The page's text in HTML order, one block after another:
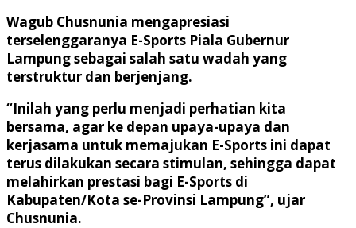
Wagub Chusnunia mengapresiasi
terselenggaranya E-Sports Piala Gubernur
Lampung sebagai salah satu wadah yang
terstruktur dan berjenjang.
“Inilah yang perlu menjadi perhatian kita
bersama, agar ke depan upaya-upaya dan
kerjasama untuk memajukan E-Sports ini dapat
terus dilakukan secara stimulan, sehingga dapat
melahirkan prestasi bagi E-Sports di
Kabupaten/Kota se-Provinsi Lampung”, ujar
Chusnunia.